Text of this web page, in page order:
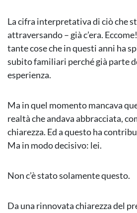
La cifra interpretativa di ciò che
attraversando – già c’era.
tante cose che in questi anni ha
subito familiari perché già parte
esperienza.
Ma in quel momento mancava
realtà che andava abbracciata,
chiarezza. Ed a questo ha
Ma in modo decisivo: lei.
Non c’è stato solamente questo.
Da una rinnovata chiarezza del